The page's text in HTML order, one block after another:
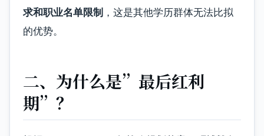
求和职业名单限制 ，这是其他学历群体无法比拟
的优势。
二、为什么是”最后红利
期”？